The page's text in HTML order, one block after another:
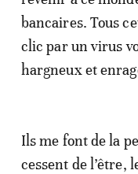
bancaires. Tous
clic par un virus
hargneux et
Ils me font de la
cessent de l’être,